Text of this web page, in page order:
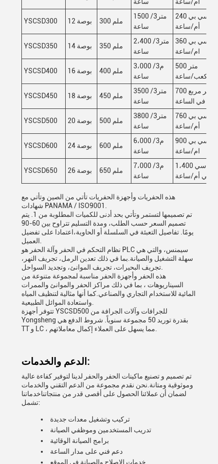
YSCSD300 12 بوصة 300 ملم
1500 متر3/
ساعة
240 سي بي
أم/ساعة
YSCSD350 14 بوصة 350 ملم
2،400 متر3/
ساعة
360 سي بي
ام/ساعة
YSCSD400 16 بوصة 400 ملم
3،000 م3/
ساعة
500 متر
مكعب/ساعة
YSCSD450 18 بوصة 450 ملم
3500 متر3/
ساعة
700 متر مربع
في الساعة
YSCSD500 20 بوصة 500 ملم
3800 متر3/
ساعة
760 سي بي
أم/ساعة
YSCSD600 24 بوصة 600 ملم
6،000 م3/
ساعة
900 سي بي
ام/ساعة
YSCSD650 26 بوصة 650 ملم
7،000 م3/
ساعة
1،400 سي
بي أم/ساعة
هذه الحفريات وأجهزة الحفريات تأتي من الصين وتأتي مع
شهادات PANAMA / ISO9001.
تم تصميمها لتستمر وتأتي بحد أدنى للكميات المطلوبة من 1. يتم
تصميم السعر حسب الطلب، ومدة التسليم تتراوح بين 60-90
يومًا. تفاصيل التعبئة في السلسلة أو الحاوية،اعتمادا على تفضيل
نظام التحكم في الحفر وآلة الحفر هو PLC سيمنس، والتي هي
سهلة التشغيل والصيانة.بما في ذلك تعدين الرمل، تجريف النهر،
هذه الحفر وأجهزة الحفر مناسبة لمجموعة متنوعة من
السيناريوهات ، بما في ذلك مراكز الحفر والموانئ والممرات
المائية للاستخدام التجاري والصناعي.كما أنها مثالية لتنظيف المياه
تتوفر أجهزة YSCSD500 للجرافات وآلات الجرافة من
Yongsheng بقدرة توريد 50 مجموعة سنوياً. شروط الدفع هي
الدعم والخدمات:
تم تصميم و تصنيع ماكينات الحفر والحفر لدينا لتوفير كفاءة عالية
وموثوقية ومتانة.نحن نقدم مجموعة من الدعم التقني والخدمات
لضمان أن عملائنا الحصول على أقصى قدر من منتجاتناخدماتنا
تشمل:
تركيب وتشغيل معدات جديدة
تدريب المستخدمين وموظفي الصيانة
برامج الصيانة الوقائية
دعم فني على مدار الساعة
خدمات الإصلاح والصيانة في الموقع